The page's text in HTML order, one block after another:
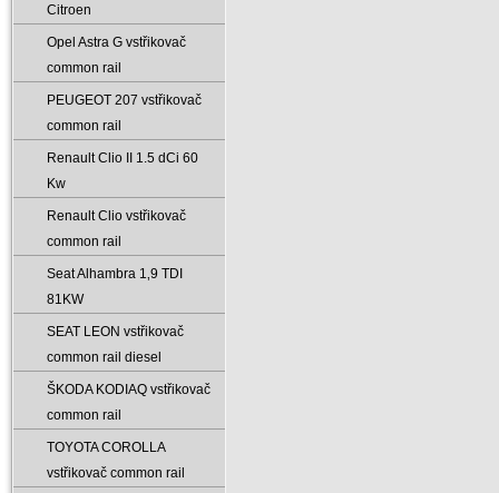
Citroen
Opel Astra G vstřikovač
common rail
PEUGEOT 207 vstřikovač
common rail
Renault Clio II 1.5 dCi 60
Kw
Renault Clio vstřikovač
common rail
Seat Alhambra 1‚9 TDI
81KW
SEAT LEON vstřikovač
common rail diesel
ŠKODA KODIAQ vstřikovač
common rail
TOYOTA COROLLA
vstřikovač common rail